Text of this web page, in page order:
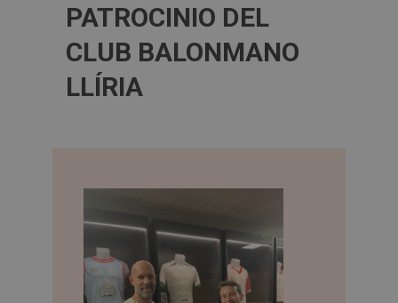
PATROCINIO DEL
CLUB BALONMANO
LLÍRIA